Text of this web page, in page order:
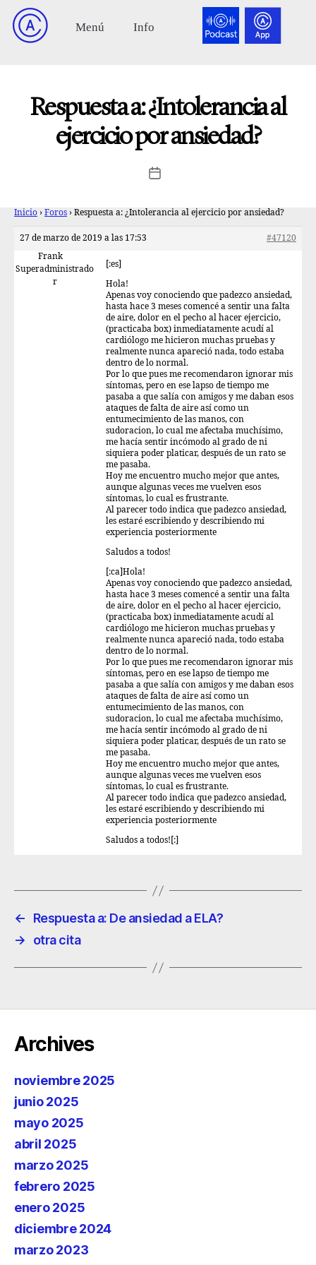
Respuesta a: ¿Intolerancia al
ejercicio por ansiedad?
Inicio › Foros › Respuesta a: ¿Intolerancia al ejercicio por ansiedad?
27 de marzo de 2019 a las 17:53
#47120
Frank
Superadministrado
r
[:es]
Hola!
Apenas voy conociendo que padezco ansiedad,
hasta hace 3 meses comencé a sentir una falta
de aire, dolor en el pecho al hacer ejercicio,
(practicaba box) inmediatamente acudí al
cardiólogo me hicieron muchas pruebas y
realmente nunca apareció nada, todo estaba
dentro de lo normal.
Por lo que pues me recomendaron ignorar mis
síntomas, pero en ese lapso de tiempo me
pasaba a que salía con amigos y me daban esos
ataques de falta de aire así como un
entumecimiento de las manos, con
sudoracion, lo cual me afectaba muchísimo,
me hacía sentir incómodo al grado de ni
siquiera poder platicar, después de un rato se
me pasaba.
Hoy me encuentro mucho mejor que antes,
aunque algunas veces me vuelven esos
síntomas, lo cual es frustrante.
Al parecer todo indica que padezco ansiedad,
les estaré escribiendo y describiendo mi
experiencia posteriormente
Saludos a todos!
[:ca]Hola!
Apenas voy conociendo que padezco ansiedad,
hasta hace 3 meses comencé a sentir una falta
de aire, dolor en el pecho al hacer ejercicio,
(practicaba box) inmediatamente acudí al
cardiólogo me hicieron muchas pruebas y
realmente nunca apareció nada, todo estaba
dentro de lo normal.
Por lo que pues me recomendaron ignorar mis
síntomas, pero en ese lapso de tiempo me
pasaba a que salía con amigos y me daban esos
ataques de falta de aire así como un
entumecimiento de las manos, con
sudoracion, lo cual me afectaba muchísimo,
me hacía sentir incómodo al grado de ni
siquiera poder platicar, después de un rato se
me pasaba.
Hoy me encuentro mucho mejor que antes,
aunque algunas veces me vuelven esos
síntomas, lo cual es frustrante.
Al parecer todo indica que padezco ansiedad,
les estaré escribiendo y describiendo mi
experiencia posteriormente
Saludos a todos![:]
←
Respuesta a: De ansiedad a ELA?
→
otra cita
Archives
noviembre 2025
junio 2025
mayo 2025
abril 2025
marzo 2025
febrero 2025
enero 2025
diciembre 2024
marzo 2023